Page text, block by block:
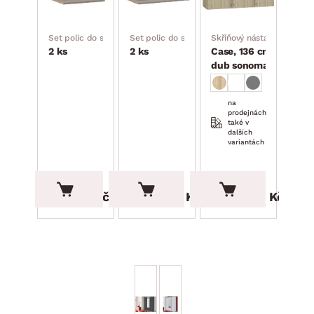
celou praktickou a přehledně uspořádanou šatnu
Set polic do skříně 43 cm
2 ks
749.00 Kč
Set polic do skříně 88 cm
2 ks
1 399.00 Kč
Skříňový nástavec
Case, 136 cm,
dub sonoma
na
prodejnách
také v
dalších
variantách
3 699.00 Kč